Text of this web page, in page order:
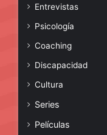
Entrevistas
Psicología
Coaching
Discapacidad
Cultura
Series
Películas